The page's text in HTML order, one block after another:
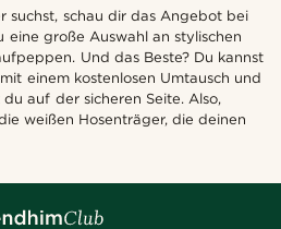
suchst, schau dir das Angebot bei
eine große Auswahl an stylischen
Und das Beste? Du kannst
einem kostenlosen Umtausch und
auf der sicheren Seite. Also,
weißen Hosenträger, die deinen